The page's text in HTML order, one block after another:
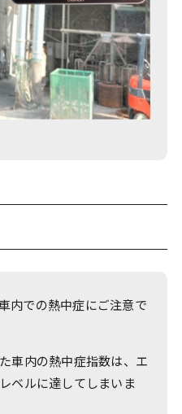
内での熱中症にご注意で
車内の熱中症指数は、エ
ベルに達してしまいま